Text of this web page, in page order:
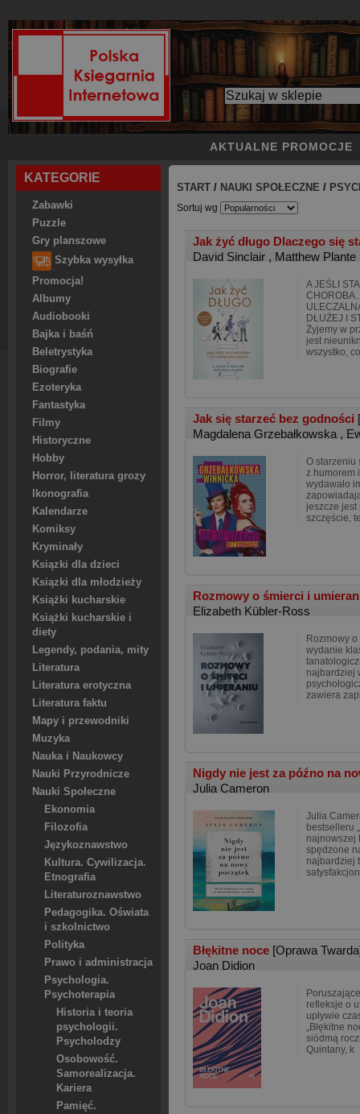
AKTUALNE PROMOCJE
KATEGORIE
Zabawki
Puzzle
Gry planszowe
Szybka wysyłka
Promocja!
Albumy
Audiobooki
Bajka i baśń
Beletrystyka
Biografie
Ezoteryka
Fantastyka
Filmy
Historyczne
Hobby
Horror, literatura grozy
Ikonografia
Kalendarze
Komiksy
Kryminały
Ksiązki dla dzieci
Ksiązki dla młodzieży
Książki kucharskie
Książki kucharskie i
diety
Legendy, podania, mity
Literatura
Literatura erotyczna
Literatura faktu
Mapy i przewodniki
Muzyka
Nauka i Naukowcy
Nauki Przyrodnicze
Nauki Społeczne
Ekonomia
Filozofia
Językoznawstwo
Kultura. Cywilizacja.
Etnografia
Literaturoznawstwo
Pedagogika. Oświata
i szkolnictwo
Polityka
Prawo i administracja
Psychologia.
Psychoterapia
Historia i teoria
psychologii.
Psycholodzy
Osobowość.
Samorealizacja.
Kariera
Pamięć.
START / NAUKI SPOŁECZNE /
Sortuj wg
Jak żyć długo Dlaczego się
David Sinclair , Matthew Plante
A JEŚLI
DŁUŻEJ I
Żyjemy w
jest
wszystko,
Jak się starzeć bez godności
Magdalena Grzebałkowska ,
O starzeniu
z humorem
wydawało
jeszcze jest
szczęście,
Rozmowy o śmierci i
Elizabeth Kübler-Ross
Rozmowy
wydanie
najbardziej
zawiera
Nigdy nie jest za późno na
Julia Cameron
Julia
bestselleru
najnowszej
spędzone
najbardziej
Błękitne noce [Oprawa
Joan Didion
refleksje o
upływie
„Błękitne
siódmą
Quintany, k